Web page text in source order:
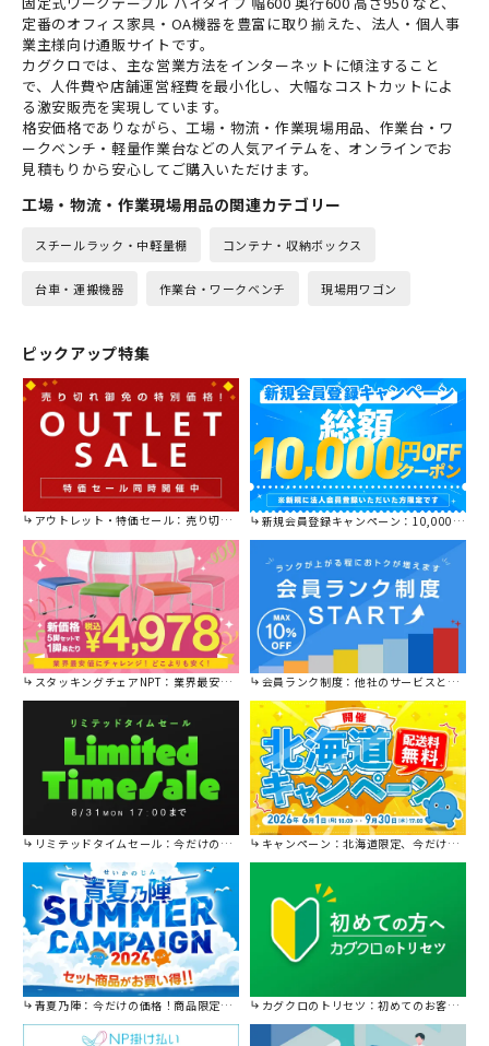
定番のオフィス家具・OA機器を豊富に取り揃えた、法人・個人事
業主様向け通販サイトです。
カグクロでは、主な営業方法をインターネットに傾注すること
で、人件費や店舗運営経費を最小化し、大幅なコストカットによ
る激安販売を実現しています。
格安価格でありながら、工場・物流・作業現場用品、作業台・ワ
ークベンチ・軽量作業台などの人気アイテムを、オンラインでお
見積もりから安心してご購入いただけます。
工場・物流・作業現場用品の関連カテゴリー
スチールラック・中軽量棚 コンテナ・収納ボックス
台車・運搬機器 作業台・ワークベンチ 現場用ワゴン
ピックアップ特集
アウトレット・特価セール：売り切れ御免の特別価格！ 新規会員登録キャンペーン：10,000円OFFクーポン進呈中！
スタッキングチェアNPT：業界最安値に挑戦！ 会員ランク制度：他社のサービスと比較してください。
リミテッドタイムセール：今だけの限定セール。 キャンペーン：北海道限定、今だけ送料無料！
青夏乃陣：今だけの価格！商品限定セール開催中です。 カグクロのトリセツ：初めてのお客様はこちら。